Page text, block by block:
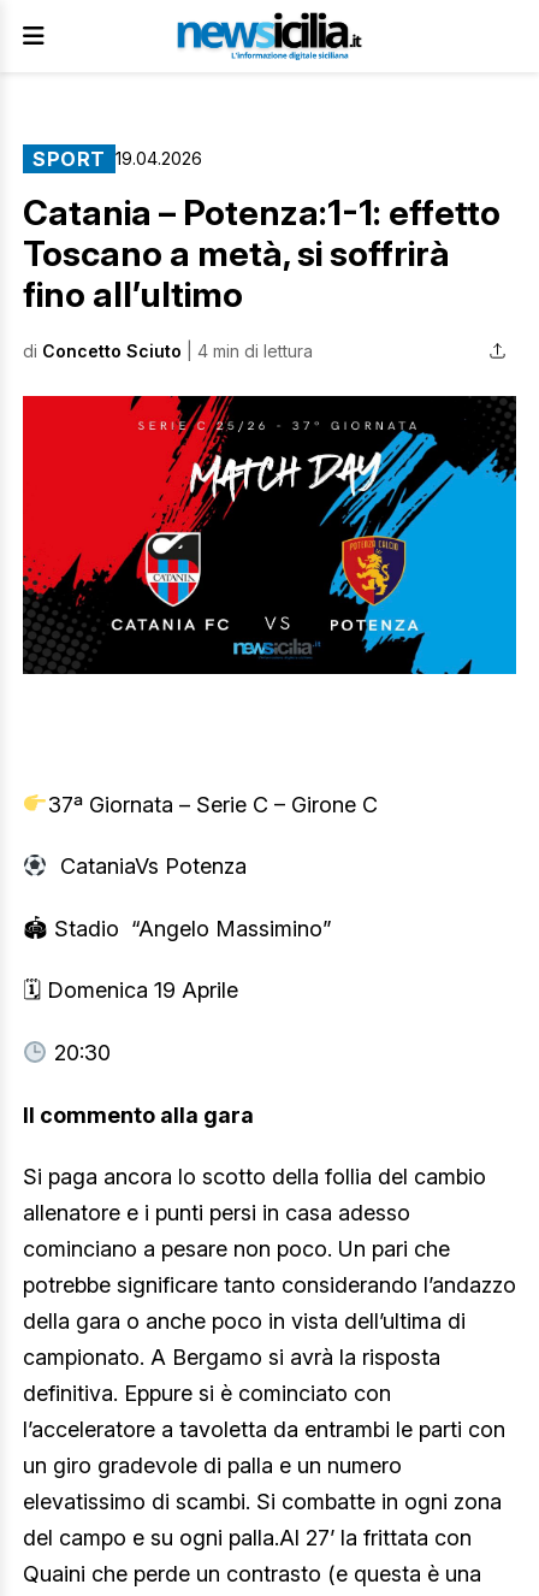
SPORT 19.04.2026
Catania – Potenza:1-1: effetto
Toscano a metà, si soffrirà
fino all’ultimo
di Concetto Sciuto | 4 min di lettura
37ª Giornata – Serie C – Girone C
CataniaVs Potenza
🏟 Stadio “Angelo Massimino”
🗓 Domenica 19 Aprile
20:30
Il commento alla gara
Si paga ancora lo scotto della follia del cambio
allenatore e i punti persi in casa adesso
cominciano a pesare non poco. Un pari che
potrebbe significare tanto considerando l’andazzo
della gara o anche poco in vista dell’ultima di
campionato. A Bergamo si avrà la risposta
definitiva. Eppure si è cominciato con
l’acceleratore a tavoletta da entrambi le parti con
un giro gradevole di palla e un numero
elevatissimo di scambi. Si combatte in ogni zona
del campo e su ogni palla.Al 27’ la frittata con
Quaini che perde un contrasto (e questa è una